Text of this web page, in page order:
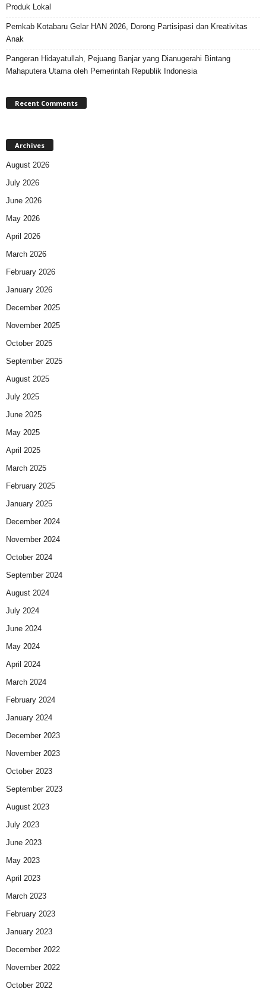
Produk Lokal
Pemkab Kotabaru Gelar HAN 2026, Dorong Partisipasi dan Kreativitas
Anak
Pangeran Hidayatullah, Pejuang Banjar yang Dianugerahi Bintang
Mahaputera Utama oleh Pemerintah Republik Indonesia
Recent Comments
Archives
August 2026
July 2026
June 2026
May 2026
April 2026
March 2026
February 2026
January 2026
December 2025
November 2025
October 2025
September 2025
August 2025
July 2025
June 2025
May 2025
April 2025
March 2025
February 2025
January 2025
December 2024
November 2024
October 2024
September 2024
August 2024
July 2024
June 2024
May 2024
April 2024
March 2024
February 2024
January 2024
December 2023
November 2023
October 2023
September 2023
August 2023
July 2023
June 2023
May 2023
April 2023
March 2023
February 2023
January 2023
December 2022
November 2022
October 2022